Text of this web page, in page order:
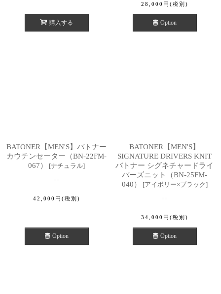
購入する
28,000 円 (税別)
Option
BATONER【MEN'S】バトナー
カウチンセーター（BN-22FM-
067）
[ナチュラル]
42,000 円 (税別)
Option
BATONER【MEN'S】
SIGNATURE DRIVERS KNIT
バトナー シグネチャードライ
バーズニット（BN-25FM-
040）
[アイボリー×ブラック]
34,000 円 (税別)
Option